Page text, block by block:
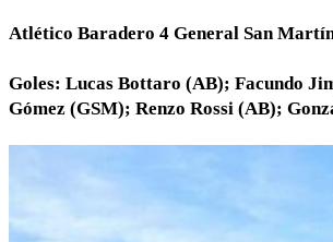
Atlético Baradero 4 General San
Goles: Lucas Bottaro (AB); Facundo
Gómez (GSM); Renzo Rossi (AB);